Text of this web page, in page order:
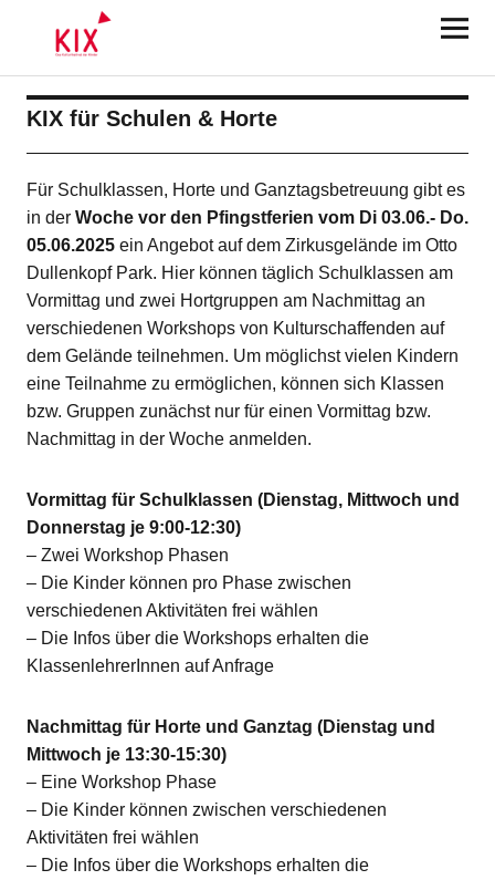
KIX Karlsruhe 2025
KIX für Schulen & Horte
Für Schulklassen, Horte und Ganztagsbetreuung gibt es
in der Woche vor den Pfingstferien vom Di 03.06.- Do.
05.06.2025ein Angebot auf dem Zirkusgelände im Otto
Dullenkopf Park. Hier können täglich Schulklassen am
Vormittag und zwei Hortgruppen am Nachmittag an
verschiedenen Workshops von Kulturschaffenden auf
dem Gelände teilnehmen. Um möglichst vielen Kindern
eine Teilnahme zu ermöglichen, können sich Klassen
bzw. Gruppen zunächst nur für einen Vormittag bzw.
Nachmittag in der Woche anmelden.
Vormittag für Schulklassen (Dienstag, Mittwoch und
Donnerstag je 9:00-12:30)
– Zwei Workshop Phasen
– Die Kinder können pro Phase zwischen
verschiedenen Aktivitäten frei wählen
– Die Infos über die Workshops erhalten die
KlassenlehrerInnen auf Anfrage
Nachmittag für Horte und Ganztag (Dienstag und
Mittwoch je 13:30-15:30)
– Eine Workshop Phase
– Die Kinder können zwischen verschiedenen
Aktivitäten frei wählen
– Die Infos über die Workshops erhalten die